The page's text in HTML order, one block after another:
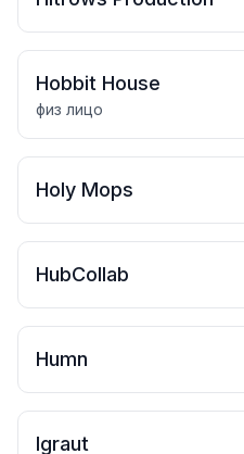
Hobbit House
физ лицо
Holy Mops
HubCollab
Humn
Igraut